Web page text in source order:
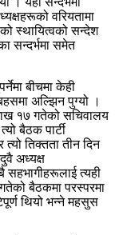
वरियतामा
स्थायित्वको सन्देश
सन्दर्भमा समेत
बीचमा केही
अल्झिन पुग्यो ।
१७ गतेको सचिवालय
बैठक पार्टी
तिक्तता तीन दिन
अध्यक्ष
त्यही
बैठकमा परस्परमा
थियो भन्ने महसुस